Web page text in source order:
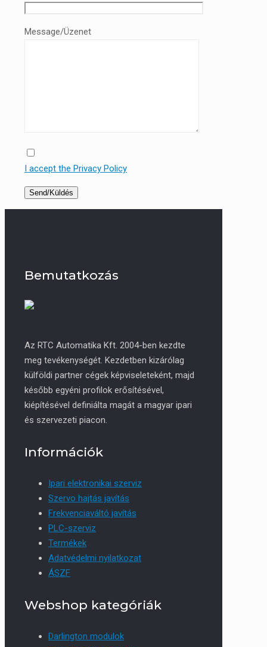
Message/Üzenet
I accept the Privacy Policy
Bemutatkozás
Az RTC Automatika Kft. 2004-ben kezdte
meg tevékenységét. Kezdetben kizárólag
külföldi partner cégek képviseleteként, majd
később egyéni profilok erősítésével,
kiépítésével definiálta magát a magyar ipari
és szervezeti piacon.
Információk
Ipari elektronikai szerviz
Szervo hajtás javítás
Frekvenciaváltó javítás
PLC-szerviz
Termékek
Adatvédelmi nyilatkozat
ÁSZF
Webshop kategóriák
Darlington modulok